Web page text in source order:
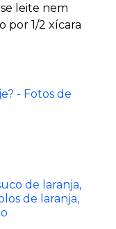
leite nem
por 1/2 xícara
de laranja
de laranja